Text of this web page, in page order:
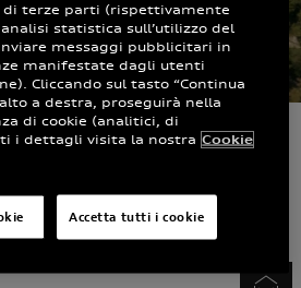
Villa Sucota
di terze parti (rispettivamente
statistica sull’utilizzo del
messaggi pubblicitari in
manifestate dagli utenti
Cliccando sul tasto “Continua
a destra, proseguirà nella
di cookie (analitici, di
i dettagli visita la nostra Cookie
Accetta tutti i cookie